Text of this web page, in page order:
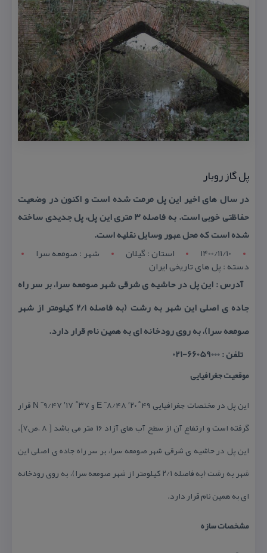
پل گاز روبار
در سال های اخیر این پل مرمت شده است و اكنون در وضعیت
حفاظتی خوبی است. به فاصله ۳ متری این پل، پل جدیدی ساخته
شده است كه محل عبور وسایل نقلیه است.
1400/11/10
استان : گيلان شهر : صومعه سرا
دسته : پل های تاریخی ایران
آدرس : این پل در حاشیه ی شرقی شهر صومعه سرا، بر سر راه
جاده ی اصلی این شهر به رشت (به فاصله ۲/۱ كیلومتر از شهر
صومعه سرا)، به روی رودخانه ای به همین نام قرار دارد.
تلفن : 66059000-021
موقعیت جغرافیایی
این پل در مختصات جغرافیایی E ˝۸/۴۸ ′۲۰ ˚۴۹ و N ˝۹/۴۷ ′۱۷ ˚۳۷ قرار
گرفته است و ارتفاع آن از سطح آب های آزاد ۱۶ متر می باشد [ ۸ ،ص۷].
این پل در حاشیه ی شرقی شهر صومعه سرا، بر سر راه جاده ی اصلی این
شهر به رشت (به فاصله ۲/۱ كیلومتر از شهر صومعه سرا)، به روی رودخانه
ای به همین نام قرار دارد.
مشخصات سازه